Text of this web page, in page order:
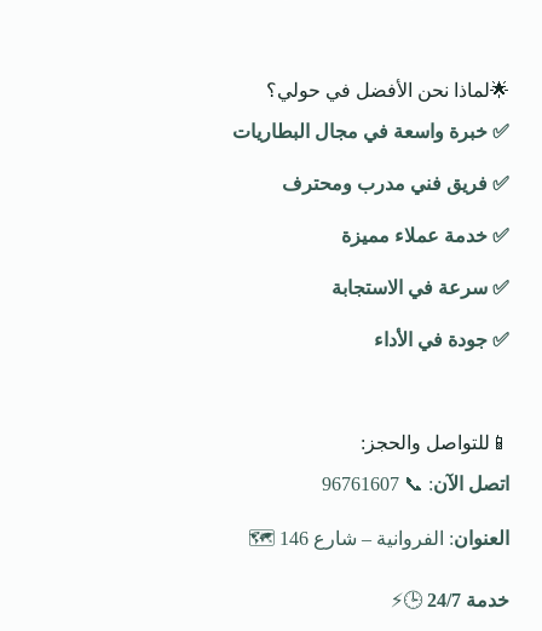
🌟لماذا نحن الأفضل في حولي؟
✅ خبرة واسعة في مجال البطاريات
✅ فريق فني مدرب ومحترف
✅ خدمة عملاء مميزة
✅ سرعة في الاستجابة
✅ جودة في الأداء
📱للتواصل والحجز:
اتصل الآن: 📞 96761607
العنوان: الفروانية – شارع 146 🗺️
خدمة 24/7 🕒⚡